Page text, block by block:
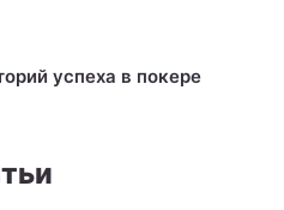
успеха в покере